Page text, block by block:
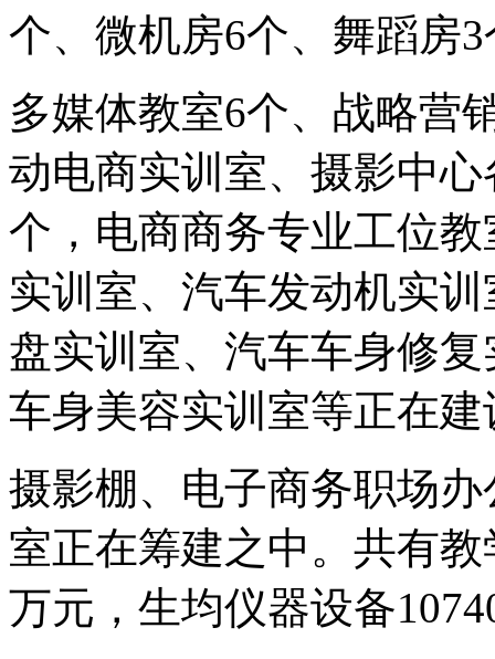
个、微机房6个、舞蹈房
多媒体教室6个、战略营
动电商实训室、摄影中
个，电商商务专业工位
实训室、汽车发动机实
盘实训室、汽车车身修
车身美容实训室等正在建
摄影棚、电子商务职场
室正在筹建之中。共有
万元，生均仪器设备